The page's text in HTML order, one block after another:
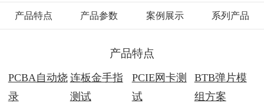
产品特点 产品参数 案例展示 系列产品
产品特点
PCBA自动烧
录
连板金手指
测试
PCIE网卡测
试
BTB弹片模
组方案